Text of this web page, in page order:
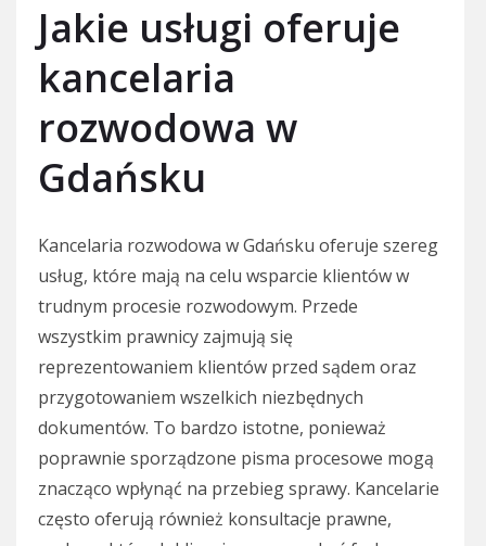
Jakie usługi oferuje
kancelaria
rozwodowa w
Gdańsku
Kancelaria rozwodowa w Gdańsku oferuje szereg
usług, które mają na celu wsparcie klientów w
trudnym procesie rozwodowym. Przede
wszystkim prawnicy zajmują się
reprezentowaniem klientów przed sądem oraz
przygotowaniem wszelkich niezbędnych
dokumentów. To bardzo istotne, ponieważ
poprawnie sporządzone pisma procesowe mogą
znacząco wpłynąć na przebieg sprawy. Kancelarie
często oferują również konsultacje prawne,